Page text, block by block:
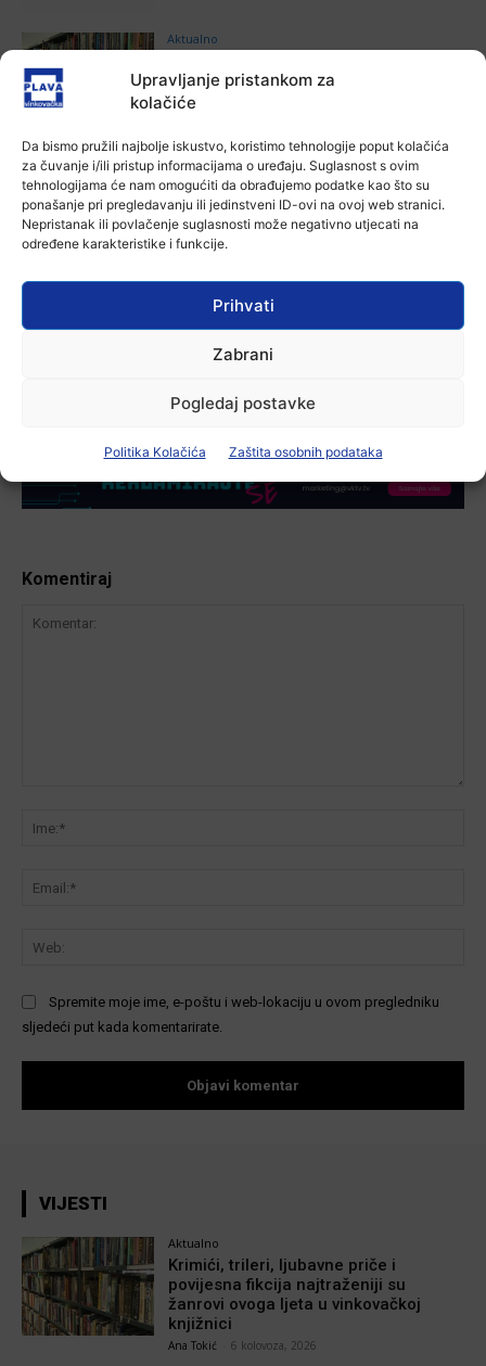
Upravljanje pristankom za
kolačiće
Da bismo pružili najbolje iskustvo, koristimo tehnologije poput kolačića
za čuvanje i/ili pristup informacijama o uređaju. Suglasnost s ovim
tehnologijama će nam omogućiti da obrađujemo podatke kao što su
ponašanje pri pregledavanju ili jedinstveni ID-ovi na ovoj web stranici.
Nepristanak ili povlačenje suglasnosti može negativno utjecati na
određene karakteristike i funkcije.
Prihvati
Zabrani
Pogledaj postavke
Politika Kolačića Zaštita osobnih podataka
Aktualno
povijesna fikcija najtraženiji su
žanrovi ovoga ljeta u vinkovačkoj
6 kolovoza, 2026
Aktualno
Iz Vinkovačkog vodovoda i
kanalizacije najavljuju smanjenje
tlaka u vodovodnoj mreži
6 kolovoza, 2026
Poziv na racionalno korištenje vode
-Marketing-
Komentiraj
Spremite moje ime, e-poštu i web-lokaciju u ovom pregledniku
sljedeći put kada komentarirate.
VIJESTI
Aktualno
Krimići, trileri, ljubavne priče i
povijesna fikcija najtraženiji su
žanrovi ovoga ljeta u vinkovačkoj
knjižnici
Ana Tokić 6 kolovoza, 2026